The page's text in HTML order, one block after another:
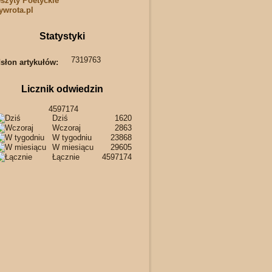
Statystyki
artykułów: 7319763
Licznik odwiedzin
4597174
Dziś
1620
Wczoraj
2863
W tygodniu
23868
W miesiącu
29605
Łącznie
4597174